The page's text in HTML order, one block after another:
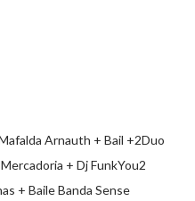
Arnauth + Bail +2Duo
+ Dj FunkYou2
+ Baile Banda Sense